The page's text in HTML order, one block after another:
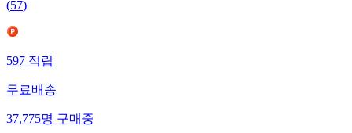
(57)
597적립
무료배송
37,775명구매중